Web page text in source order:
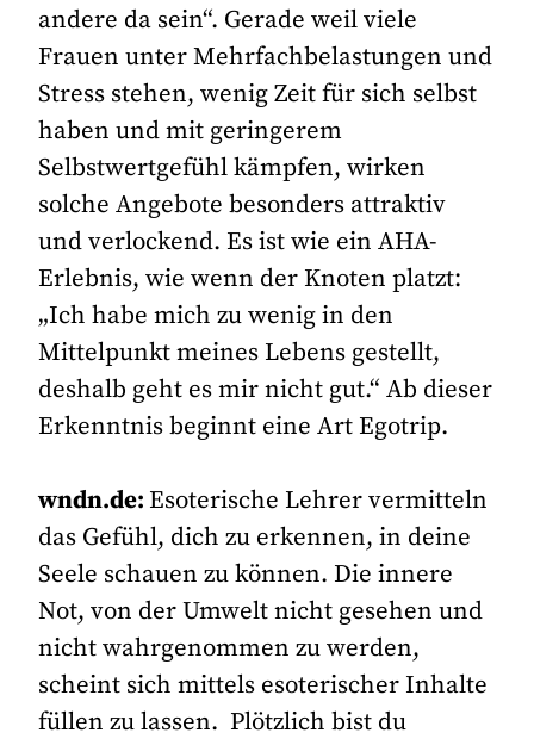
andere da sein“. Gerade weil viele
Frauen unter Mehrfachbelastungen und
Stress stehen, wenig Zeit für sich selbst
haben und mit geringerem
Selbstwertgefühl kämpfen, wirken
solche Angebote besonders attraktiv
und verlockend. Es ist wie ein AHA-
Erlebnis, wie wenn der Knoten platzt:
„Ich habe mich zu wenig in den
Mittelpunkt meines Lebens gestellt,
deshalb geht es mir nicht gut.“ Ab dieser
Erkenntnis beginnt eine Art Egotrip.
wndn.de: Esoterische Lehrer vermitteln
das Gefühl, dich zu erkennen, in deine
Seele schauen zu können. Die innere
Not, von der Umwelt nicht gesehen und
nicht wahrgenommen zu werden,
scheint sich mittels esoterischer Inhalte
füllen zu lassen. Plötzlich bist du